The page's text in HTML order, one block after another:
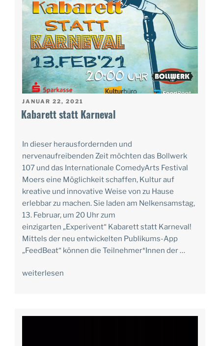
VERÖFFENTLICHT
AM
JANUAR 22, 2021
Kabarett statt Karneval
In dieser herausfordernden und
nervenaufreibenden Zeit möchten das Bollwerk
107 und das Internationale ComedyArts Festival
Moers eine Möglichkeit schaffen, Kultur auf
kreative und innovative Weise von zu Hause
erlebbar zu machen. Sie laden am Nelkensamstag,
13. Februar, um 20 Uhr zum
einzigarten „Experivent“ Kabarett statt Karneval!
Mittels der neu entwickelten Publikums-App
„FeedBeat“ können die Teilnehmer*Innen der …
weiterlesen